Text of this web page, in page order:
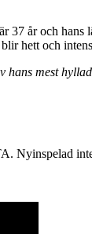
år och
hett och
mest